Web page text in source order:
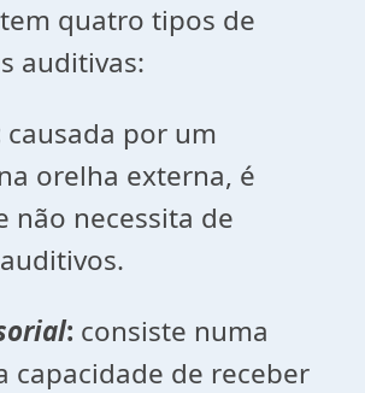
quatro tipos de
auditivas:
causada por um
orelha externa, é
não necessita de
: consiste numa
capacidade de receber